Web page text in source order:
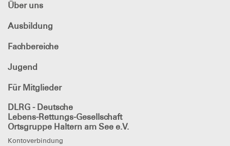
Über uns
Ausbildung
Fachbereiche
Jugend
Für Mitglieder
DLRG - Deutsche
Lebens-Rettungs-Gesellschaft
Ortsgruppe Haltern am See e.V.
Kontoverbindung